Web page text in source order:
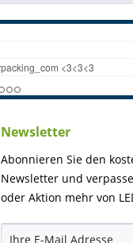
Newsletter
Abonnieren Sie den
Newsletter und
oder Aktion mehr von